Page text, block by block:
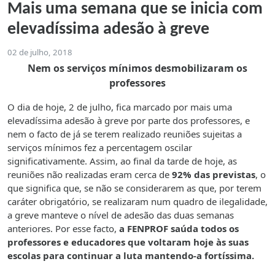
Mais uma semana que se inicia com
elevadíssima adesão à greve
02 de julho, 2018
Nem os serviços mínimos desmobilizaram os
professores
O dia de hoje, 2 de julho, fica marcado por mais uma
elevadíssima adesão à greve por parte dos professores, e
nem o facto de já se terem realizado reuniões sujeitas a
serviços mínimos fez a percentagem oscilar
significativamente. Assim, ao final da tarde de hoje, as
reuniões não realizadas eram cerca de 92% das previstas, o
que significa que, se não se considerarem as que, por terem
caráter obrigatório, se realizaram num quadro de ilegalidade,
a greve manteve o nível de adesão das duas semanas
anteriores. Por esse facto, a FENPROF saúda todos os
professores e educadores que voltaram hoje às suas
escolas para continuar a luta mantendo-a fortíssima.